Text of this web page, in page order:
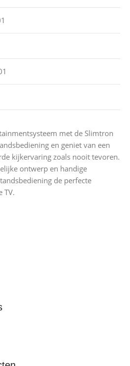
met de Slimtron
en geniet van een
kijkervaring zoals nooit tevoren.
ontwerp en handige
de perfecte
TV.